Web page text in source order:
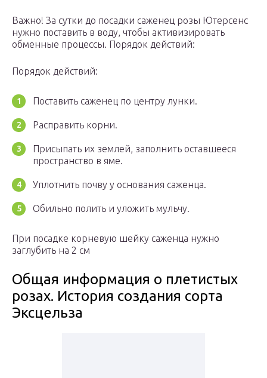
Важно! За сутки до посадки саженец розы Ютерсенс
нужно поставить в воду, чтобы активизировать
обменные процессы. Порядок действий:
Порядок действий:
Поставить саженец по центру лунки.
Расправить корни.
Присыпать их землей, заполнить оставшееся
пространство в яме.
Уплотнить почву у основания саженца.
Обильно полить и уложить мульчу.
При посадке корневую шейку саженца нужно
заглубить на 2 см
Общая информация о плетистых
розах. История создания сорта
Эксцельза